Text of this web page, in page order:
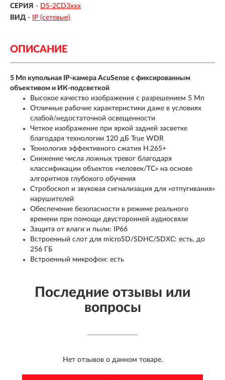
СЕРИЯ - DS-2CD3xxx
ВИД - IP (сетевые)
ОПИСАНИЕ
5 Мп купольная IP-камера AcuSense с фиксированным
объективом и ИК-подсветкой
Высокое качество изображения с разрешением 5 Мп
Отличные рабочие характеристики даже в условиях
слабой/недостаточной освещенности
Четкое изображение при яркой задней засветке
благодаря технологии 120 дБ True WDR
Технология эффективного сжатия H.265+
Снижение числа ложных тревог благодаря
классификации объектов «человек/ТС» на основе
алгоритмов глубокого обучения
Стробоскоп и звуковая сигнализация для «отпугивания»
нарушителей
Обеспечение безопасности в режиме реального
времени при помощи двусторонней аудиосвязи
Защита от влаги и пыли: IP66
Встроенный слот для microSD/SDHC/SDXC: есть, до
256 ГБ
Встроенный микрофон: есть
Последние отзывы или
вопросы
Нет отзывов о данном товаре.